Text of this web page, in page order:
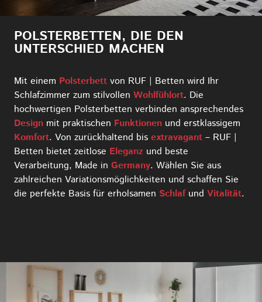
POLSTERBETTEN, DIE DEN
UNTERSCHIED MACHEN
Mit einem Polsterbett von RUF | Betten wird Ihr
Schlafzimmer zum stilvollen Wohlfühlort. Die
hochwertigen Polsterbetten verbinden ansprechendes
Design mit praktischen Funktionen und erstklassigem
Komfort. Von zurückhaltend bis extravagant – RUF |
Betten bietet zeitlose Eleganz und beste
Verarbeitung, Made in Germany. Wählen Sie aus
zahlreichen Variationsmöglichkeiten und schaffen Sie
die perfekte Basis für erholsamen Schlafund Vitalität.